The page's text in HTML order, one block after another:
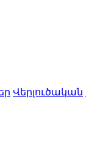
Վերլուծական